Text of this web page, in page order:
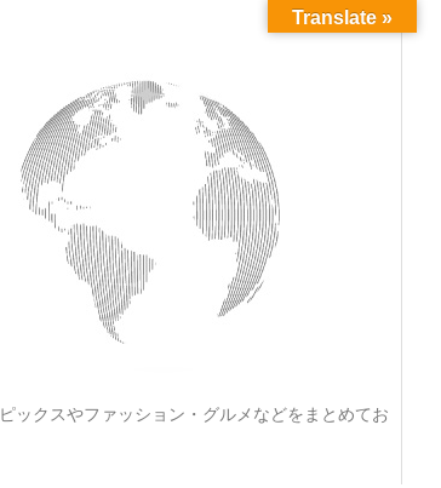
ックスやファッション・グルメなどをまとめてお
Translate »